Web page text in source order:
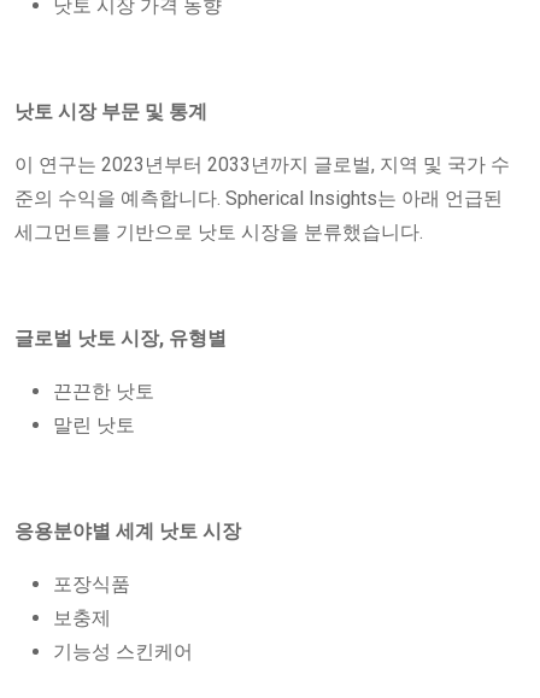
낫토 시장 가격 동향
낫토 시장 부문 및 통계
이 연구는 2023년부터 2033년까지 글로벌, 지역 및 국가 수
준의 수익을 예측합니다. Spherical Insights는 아래 언급된
세그먼트를 기반으로 낫토 시장을 분류했습니다.
글로벌 낫토 시장, 유형별
끈끈한 낫토
말린 낫토
응용분야별 세계 낫토 시장
포장식품
보충제
기능성 스킨케어